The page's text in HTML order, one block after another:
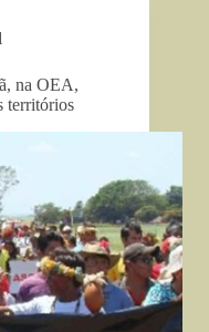
na OEA,
territórios